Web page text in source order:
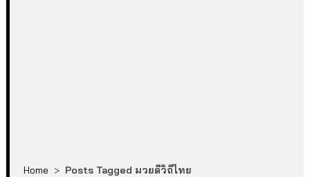
Home > Posts Tagged มวยดีวิถีไทย